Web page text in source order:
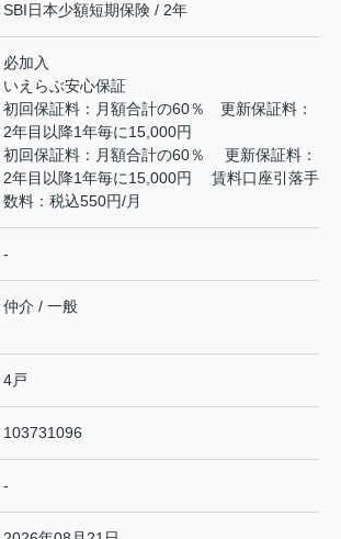
SBI日本少額短期保険 / 2年
必加入
いえらぶ安心保証
初回保証料：月額合計の60％ 更新保証料：
2年目以降1年毎に15,000円
初回保証料：月額合計の60％ 更新保証料：
2年目以降1年毎に15,000円 賃料口座引落手
数料：税込550円/月
-
仲介 / 一般
4戸
103731096
-